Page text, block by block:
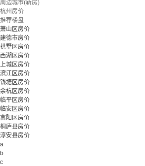
周边城市(新房)
杭州房价
推荐楼盘
萧山区房价
建德市房价
拱墅区房价
西湖区房价
上城区房价
滨江区房价
钱塘区房价
余杭区房价
临平区房价
临安区房价
富阳区房价
桐庐县房价
淳安县房价
a
b
c